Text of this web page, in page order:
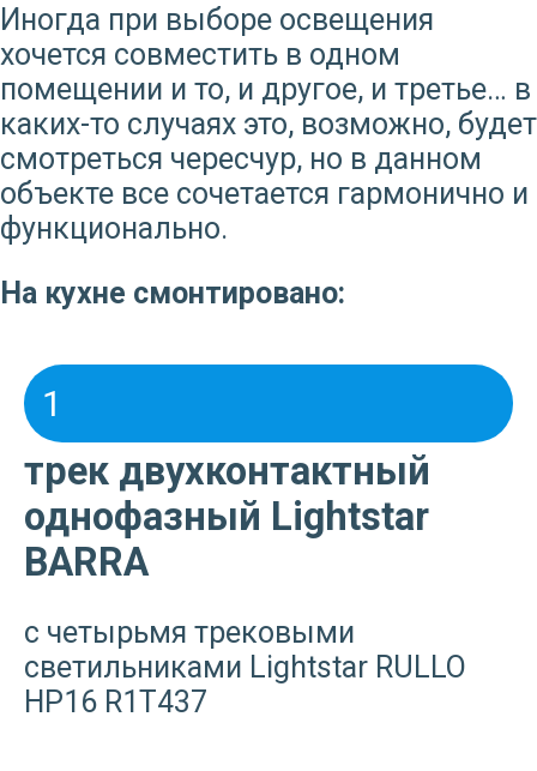
Иногда при выборе освещения
хочется совместить в одном
помещении и то, и другое, и третье… в
каких-то случаях это, возможно, будет
смотреться чересчур, но в данном
объекте все сочетается гармонично и
функционально.
На кухне смонтировано:
1
трек двухконтактный
однофазный Lightstar
BARRA
с четырьмя трековыми
светильниками Lightstar RULLO
HP16 R1T437